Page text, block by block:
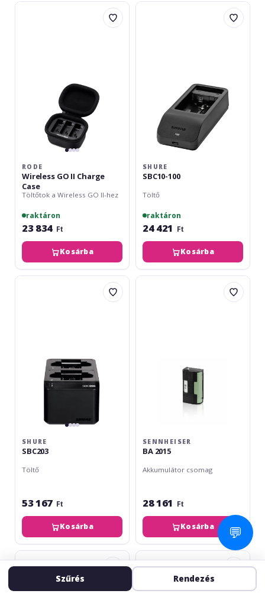
Rode
RODE
Wireless GO II Charge
Case
Töltőtok a Wireless GO II-hez
raktáron
23 834 Ft
Kosárba
Shure
SHURE
SBC10-100
Töltő
raktáron
24 421 Ft
Kosárba
Shure
SHURE
SBC203
Töltő
53 167 Ft
Kosárba
Sennheiser
SENNHEISER
BA 2015
Akkumulátor csomag
28 161 Ft
Kosárba
Sennheiser
EW-
Power
Sennheiser
L
Szűrés Rendezés
💬